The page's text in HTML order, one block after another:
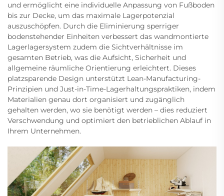
und ermöglicht eine individuelle Anpassung von Fußboden
bis zur Decke, um das maximale Lagerpotenzial
auszuschöpfen. Durch die Eliminierung sperriger
bodenstehender Einheiten verbessert das wandmontierte
Lagerlagersystem zudem die Sichtverhältnisse im
gesamten Betrieb, was die Aufsicht, Sicherheit und
allgemeine räumliche Orientierung erleichtert. Dieses
platzsparende Design unterstützt Lean-Manufacturing-
Prinzipien und Just-in-Time-Lagerhaltungspraktiken, indem
Materialien genau dort organisiert und zugänglich
gehalten werden, wo sie benötigt werden – dies reduziert
Verschwendung und optimiert den betrieblichen Ablauf in
Ihrem Unternehmen.